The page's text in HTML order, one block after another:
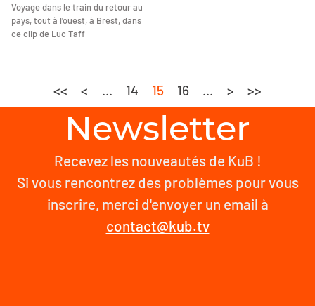
Voyage dans le train du retour au
pays, tout à l'ouest, à Brest, dans
ce clip de Luc Taff
<< < ... 14 15 16 ... > >>
Newsletter
Recevez les nouveautés de KuB !
Si vous rencontrez des problèmes pour vous
inscrire, merci d'envoyer un email à
contact@kub.tv